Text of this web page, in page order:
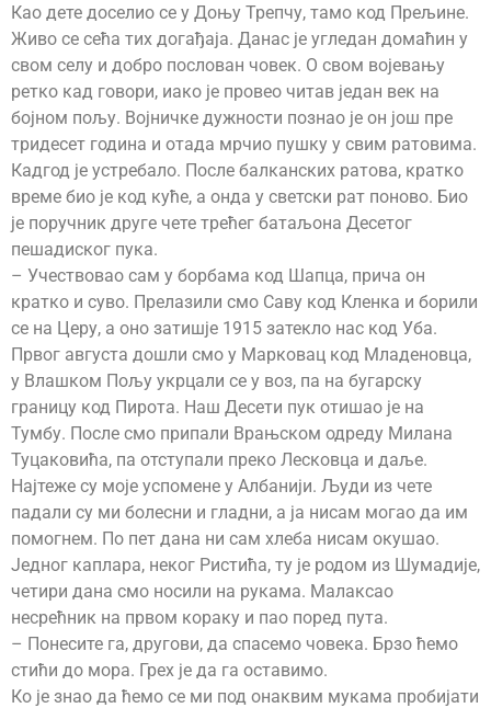
Као дете доселио се у Доњу Трепчу, тамо код Прељине.
Живо се сећа тих догађаја. Данас је угледан домаћин у
свом селу и добро послован човек. О свом војевању
ретко кад говори, иако је провео читав један век на
бојном пољу. Војничке дужности познао је он још пре
тридесет година и отада мрчио пушку у свим ратовима.
Кадгод је устребало. После балканских ратова, кратко
време био је код куће, а онда у светски рат поново. Био
је поручник друге чете трећег батаљона Десетог
пешадиског пука.
– Учествовао сам у борбама код Шапца, прича он
кратко и суво. Прелазили смо Саву код Кленка и борили
се на Церу, а оно затишје 1915 затекло нас код Уба.
Првог августа дошли смо у Марковац код Младеновца,
у Влашком Пољу укрцали се у воз, па на бугарску
границу код Пирота. Наш Десети пук отишао је на
Тумбу. После смо припали Врањском одреду Милана
Туцаковића, па отступали преко Лесковца и даље.
Најтеже су моје успомене у Албанији. Људи из чете
падали су ми болесни и гладни, а ја нисам могао да им
помогнем. По пет дана ни сам хлеба нисам окушао.
Једног каплара, неког Ристића, ту је родом из Шумадије,
четири дана смо носили на рукама. Малаксао
несрећник на првом кораку и пао поред пута.
– Понесите га, другови, да спасемо човека. Брзо ћемо
стићи до мора. Грех је да га оставимо.
Ко је знао да ћемо се ми под онаквим мукама пробијати